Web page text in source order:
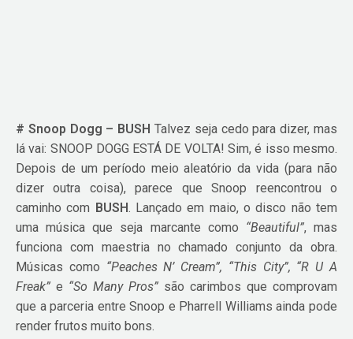
# Snoop Dogg – BUSH Talvez seja cedo para dizer, mas
lá vai: SNOOP DOGG ESTÁ DE VOLTA! Sim, é isso mesmo.
Depois de um período meio aleatório da vida (para não
dizer outra coisa), parece que Snoop reencontrou o
caminho com BUSH. Lançado em maio, o disco não tem
uma música que seja marcante como “Beautiful”, mas
funciona com maestria no chamado conjunto da obra.
Músicas como “Peaches N’ Cream”, “This City”, “R U A
Freak” e “So Many Pros” são carimbos que comprovam
que a parceria entre Snoop e Pharrell Williams ainda pode
render frutos muito bons.